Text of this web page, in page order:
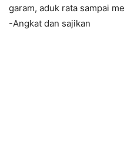
garam, aduk rata sampai
-Angkat dan sajikan